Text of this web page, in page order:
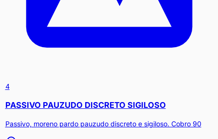
4
PASSIVO PAUZUDO DISCRETO SIGILOSO
Passivo, moreno pardo pauzudo discreto e sigiloso. Cobro 90